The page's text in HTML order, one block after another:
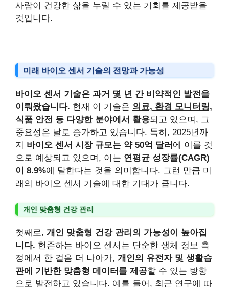
사람이 건강한 삶을 누릴 수 있는 기회를 제공받을
것입니다.
미래 바이오 센서 기술의 전망과 가능성
바이오 센서 기술은 과거 몇 년 간 비약적인 발전을
이뤄왔습니다. 현재 이 기술은 의료, 환경 모니터링,
식품 안전 등 다양한 분야에서 활용되고 있으며, 그
중요성은 날로 증가하고 있습니다. 특히, 2025년까
지 바이오 센서 시장 규모는 약 50억 달러 에 이를 것
으로 예상되고 있으며, 이는 연평균 성장률(CAGR)
이 8.9%에 달한다는 것을 의미합니다. 그런 만큼 미
래의 바이오 센서 기술에 대한 기대가 큽니다.
개인 맞춤형 건강 관리
첫째로, 개인 맞춤형 건강 관리의 가능성이 높아집
니다. 현존하는 바이오 센서는 단순한 생체 정보 측
정에서 한 걸음 더 나아가, 개인의 유전자 및 생활습
관에 기반한 맞춤형 데이터를 제공할 수 있는 방향
으로 발전하고 있습니다. 예를 들어, 최근 연구에 따